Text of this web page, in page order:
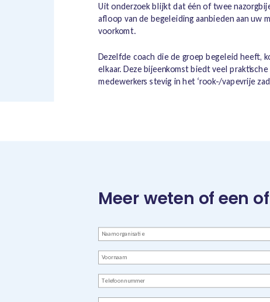
Uit onderzoek blijkt dat één of twee
afloop van de begeleiding aanbieden aan uw
voorkomt.
Dezelfde coach die de groep begeleid heeft,
elkaar. Deze bijeenkomst biedt veel
medewerkers stevig in het ‘rook-/vapevrije
Meer weten of een
Bedrijfsnaam
Voornaam
Telefoon